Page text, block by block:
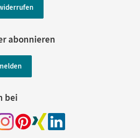
abonnieren
bei